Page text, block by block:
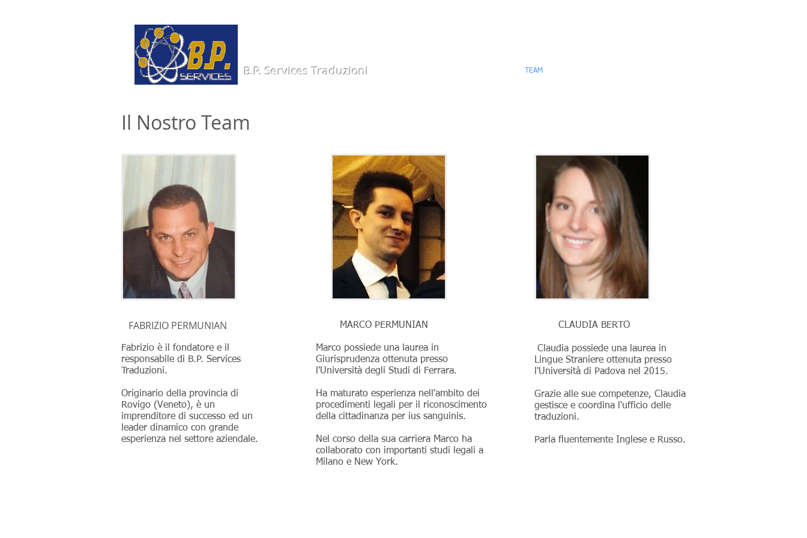
B.P. ServicesTraduzioni TEAM
Il Nostro Team
FABRIZIO PERMUNIAN
Fabrizio è il fondatore e il
responsabile di B.P. Services
Traduzioni.
Originario della provincia di
Rovigo (Veneto), è un
imprenditore di successo ed un
leader dinamico con grande
esperienza nel settore aziendale.
MARCO PERMUNIAN
​Marco possiede una laurea in
Giurisprudenza ottenuta presso
l'Università degli Studi di Ferrara.
Ha maturato esperienza nell'ambito dei
procedimenti legali per il riconoscimento
della cittadinanza per ius sanguinis.
Nel corso della sua carriera Marco ha
collaborato con importanti studi legali a
Milano e New York.
CLAUDIA BERTO
Claudia possiede una laurea in
Lingue Straniere ottenuta presso
l'Università di Padova nel 2015.
Grazie alle sue competenze, Claudia
gestisce e coordina l'ufficio delle
traduzioni.
Parla fluentemente Inglese e Russo.